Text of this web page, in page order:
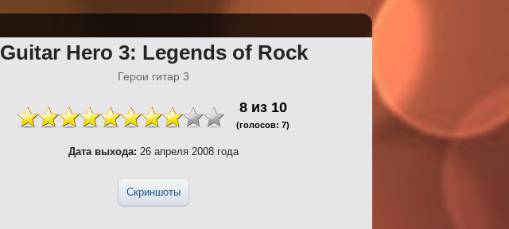
Guitar Hero 3: Legends of Rock
Герои гитар 3
8из 10
(голосов: 7)
Дата выхода: 26 апреля 2008 года
Скриншоты